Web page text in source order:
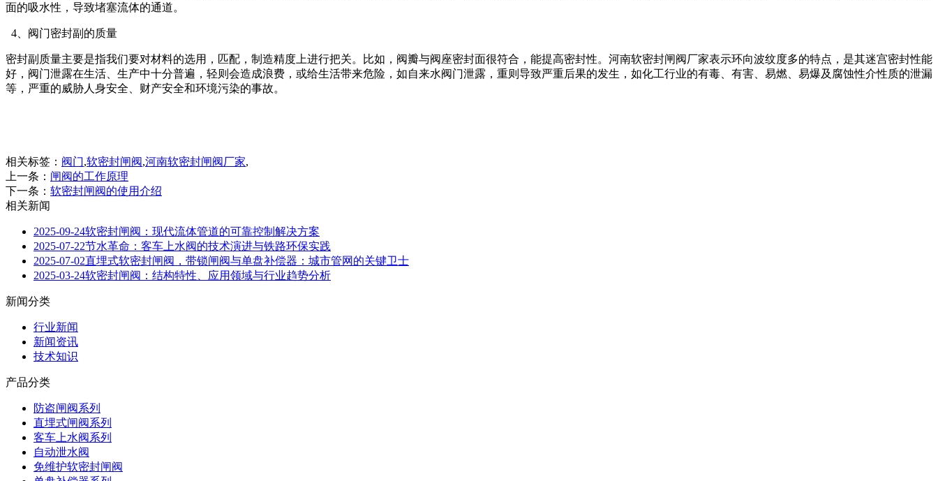
面的吸水性，导致堵塞流体的通道。
4、阀门密封副的质量
密封副质量主要是指我们要对材料的选用，匹配，制造精度上进行把关。比如，阀瓣与阀座密封面很符合，能提高密封性。河南软密封闸阀厂家表示环向波纹度多的特点，是其迷宫密封性能
好，阀门泄露在生活、生产中十分普遍，轻则会造成浪费，或给生活带来危险，如自来水阀门泄露，重则导致严重后果的发生，如化工行业的有毒、有害、易燃、易爆及腐蚀性介性质的泄漏
等，严重的威胁人身安全、财产安全和环境污染的事故。
相关标签： 阀门,软密封闸阀,河南软密封闸阀厂家,
上一条： 闸阀的工作原理
下一条： 软密封闸阀的使用介绍
相关新闻
2025-09-24软密封闸阀：现代流体管道的可靠控制解决方案
2025-07-22节水革命：客车上水阀的技术演进与铁路环保实践
2025-07-02直埋式软密封闸阀，带锁闸阀与单盘补偿器：城市管网的关键卫士
2025-03-24软密封闸阀：结构特性、应用领域与行业趋势分析
新闻分类
行业新闻
新闻资讯
技术知识
产品分类
防盗闸阀系列
直埋式闸阀系列
客车上水阀系列
自动泄水阀
免维护软密封闸阀